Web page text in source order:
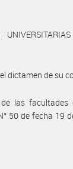
dictamen de su
las
50 de fecha 19